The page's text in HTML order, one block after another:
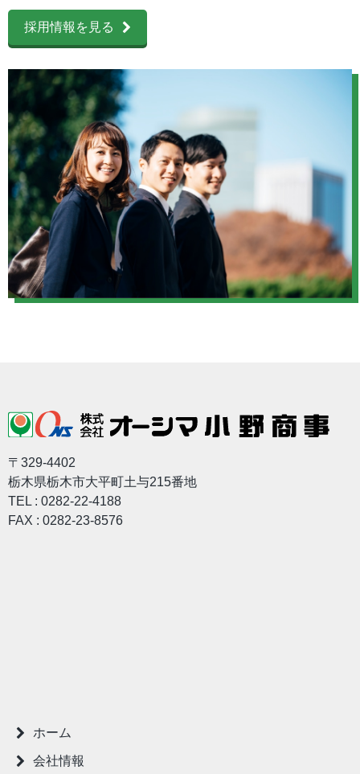
採用情報を見る
〒329-4402
栃木県栃木市大平町土与215番地
TEL : 0282-22-4188
FAX : 0282-23-8576
ホーム
会社情報